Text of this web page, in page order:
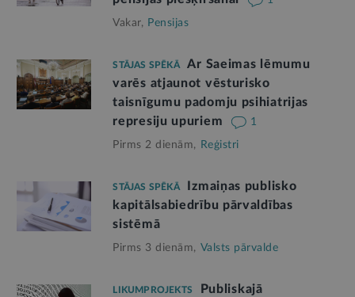
Vakar, Pensijas
STĀJAS SPĒKĀ
Ar Saeimas lēmumu
varēs atjaunot vēsturisko
taisnīgumu padomju psihiatrijas
represiju upuriem
1
Pirms 2 dienām, Reģistri
STĀJAS SPĒKĀ
Izmaiņas publisko
kapitālsabiedrību pārvaldības
sistēmā
Pirms 3 dienām, Valsts pārvalde
LIKUMPROJEKTS
Publiskajā